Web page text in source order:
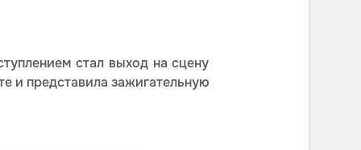
стал выход на сцену
и представила зажигательную